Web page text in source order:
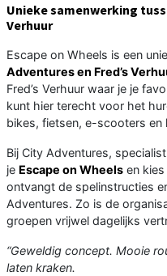
Unieke samenwerking
Verhuur
Escape on Wheels is een
Adventures en Fred’s
Fred’s Verhuur waar je je
kunt hier terecht voor het
bikes, fietsen, e-scooters en
Bij City Adventures,
je Escape on Wheels en
ontvangt de spelinstructies
Adventures. Zo is de
groepen vrijwel dagelijks
“Geweldig concept. Mooie
laten kraken.